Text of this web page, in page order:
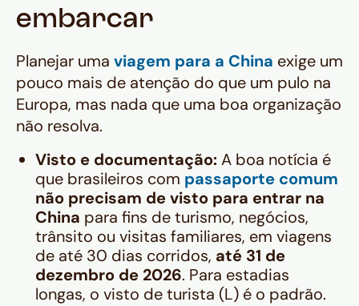
embarcar
Planejar uma viagem para a China exige um
pouco mais de atenção do que um pulo na
Europa, mas nada que uma boa organização
não resolva.
Visto e documentação:A boa notícia é
que brasileiros com passaporte comum
não precisam de visto para entrar na
China para fins de turismo, negócios,
trânsito ou visitas familiares, em viagens
de até 30 dias corridos, até 31 de
dezembro de 2026. Para estadias
longas, o visto de turista (L) é o padrão.